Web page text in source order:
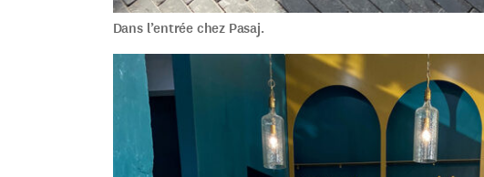
Dans l’entrée chez Pasaj.